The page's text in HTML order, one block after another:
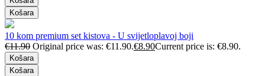
Košara
10 kom premium set kistova - U svijetloplavoj boji
€11.90 Original price was: €11.90.€8.90Current price is: €8.90.
Košara
Košara